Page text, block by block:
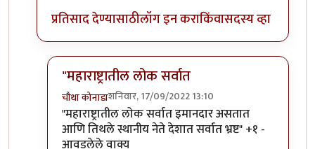
प्रतिसाद देण्यासाठीलॉग इन कराकिंवासदस्य व्हा
"महाराष्ट्रातील लोक सर्वात
चौथा कोनाडाशनिवार, 17/09/2022 13:10
In reply toगेल्या आठ वर्षांतील बदलbyविवेकपटाईत
"महाराष्ट्रातील लोक सर्वात इमानदार असतात
आणि तिथले स्थानीय नेते देशात सर्वात भ्रष्ट" +१ -
आवडलेले वाक्य